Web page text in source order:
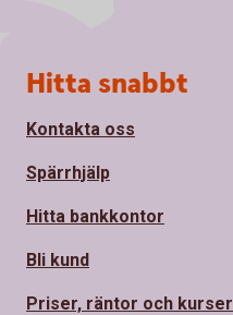
Sidfot
Hitta snabbt
Kontakta oss
Spärrhjälp
Hitta bankkontor
Bli kund
Priser, räntor och kurser